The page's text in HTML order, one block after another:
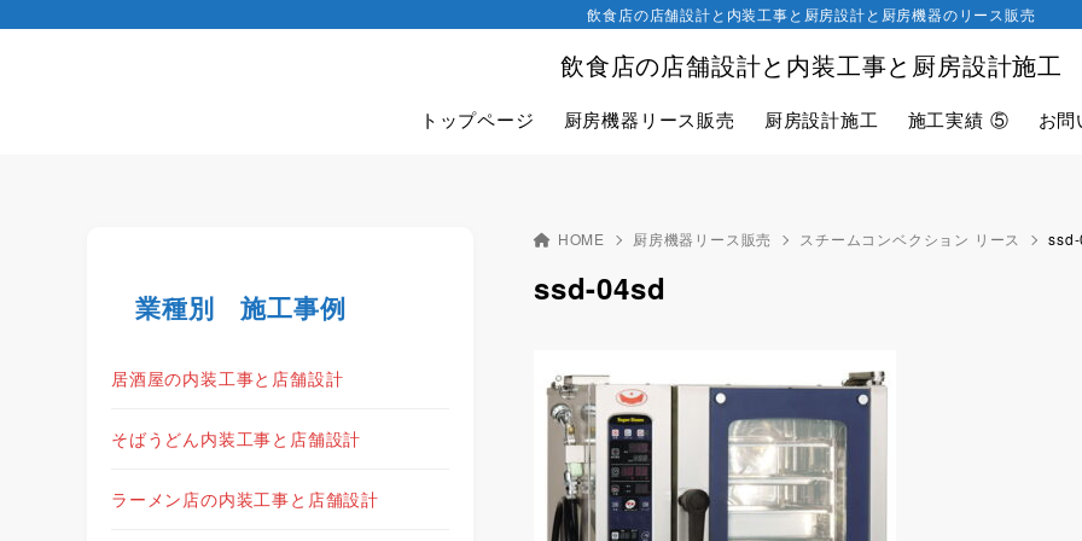
飲食店の店舗設計と内装工事と厨房設計施工
飲食店の店舗設計と内装工事と厨房設計と厨房機器のリース販売
トップページ 厨房機器リース販売 厨房設計施工 施工実績 ⑤ お問
HOME 厨房機器リース販売 スチームコンベクション リース
ssd-04sd
業種別 施工事例
居酒屋の内装工事と店舗設計
そばうどん内装工事と店舗設計
ラーメン店の内装工事と店舗設計